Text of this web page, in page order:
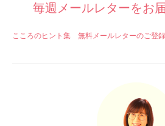
毎週メールレターをお
こころのヒント集 無料メールレターのご登